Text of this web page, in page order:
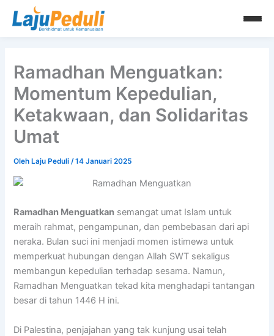
Ramadhan Menguatkan:
Momentum Kepedulian,
Ketakwaan, dan Solidaritas
Umat
Oleh Laju Peduli/14 Januari 2025
Ramadhan Menguatkan semangat umat Islam untuk
meraih rahmat, pengampunan, dan pembebasan dari api
neraka. Bulan suci ini menjadi momen istimewa untuk
memperkuat hubungan dengan Allah SWT sekaligus
membangun kepedulian terhadap sesama. Namun,
Ramadhan Menguatkan tekad kita menghadapi tantangan
besar di tahun 1446 H ini.
Di Palestina, penjajahan yang tak kunjung usai telah